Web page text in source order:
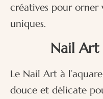
créatives pour orner
uniques.
Nail Art
Le Nail Art à
douce et délicate